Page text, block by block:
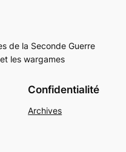
de la Seconde Guerre
les wargames
Confidentialité
Archives